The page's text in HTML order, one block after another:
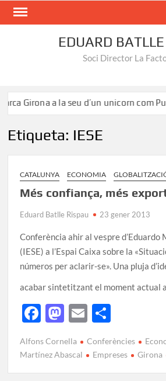
EDUARD
Soci Director La
Girona a la seu d’un unicorn com
Etiqueta: IESE
CATALUNYA ECONOMIA
Més confiança, més
Eduard Batlle Rispau 23 gener 2013
Conferència ahir al vespre d’Eduardo
(IESE) a l’Espai Caixa sobre la
números per aclarir-se». Una pluja
acabar sintetitzant el moment actual
F
e
b
M
to
d
E
ail m
p
Alfons Cornella Conferències
Martínez Abascal
Empreses Girona